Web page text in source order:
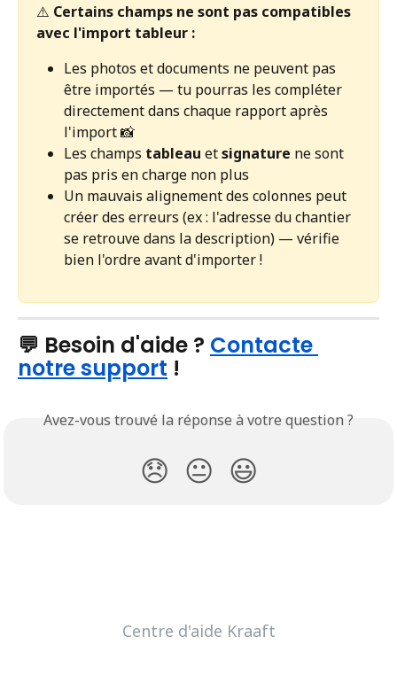
⚠️ Certains champs ne sont pas compatibles
avec l'import tableur :
Les photos et documents ne peuvent pas
être importés — tu pourras les compléter
directement dans chaque rapport après
l'import 📸
Les champs tableau et signature ne sont
pas pris en charge non plus
Un mauvais alignement des colonnes peut
créer des erreurs (ex : l'adresse du chantier
se retrouve dans la description) — vérifie
bien l'ordre avant d'importer !
💬 Besoin d'aide ? Contacte
notre support !
Avez-vous trouvé la réponse à votre question ?
😞 😐 😃
Centre d'aide Kraaft